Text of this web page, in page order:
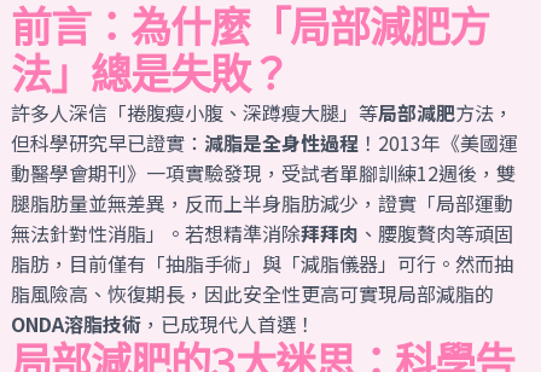
前言：為什麼「局部減肥方
法」總是失敗？
許多人深信「捲腹瘦小腹、深蹲瘦大腿」等局部減肥方法，
但科學研究早已證實： 減脂是全身性過程 ！2013年《美國運
動醫學會期刊》一項實驗發現，受試者單腳訓練12週後，雙
腿脂肪量並無差異，反而上半身脂肪減少，證實「局部運動
無法針對性消脂」。若想精準消除拜拜肉 、腰腹贅肉等頑固
脂肪，目前僅有「抽脂手術」與「減脂儀器」可行。然而抽
脂風險高、恢復期長，因此安全性更高可實現局部減脂的
ONDA溶脂技術，已成現代人首選！